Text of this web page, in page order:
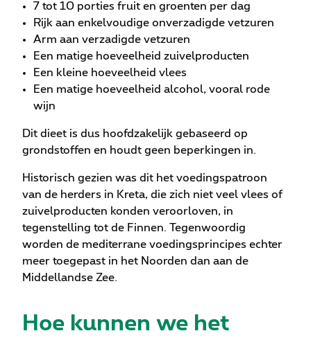
7 tot 10 porties fruit en groenten per dag
Rijk aan enkelvoudige onverzadigde vetzuren
Arm aan verzadigde vetzuren
Een matige hoeveelheid zuivelproducten
Een kleine hoeveelheid vlees
Een matige hoeveelheid alcohol, vooral rode
wijn
Dit dieet is dus hoofdzakelijk gebaseerd op
grondstoffen en houdt geen beperkingen in.
Historisch gezien was dit het voedingspatroon
van de herders in Kreta, die zich niet veel vlees of
zuivelproducten konden veroorloven, in
tegenstelling tot de Finnen. Tegenwoordig
worden de mediterrane voedingsprincipes echter
meer toegepast in het Noorden dan aan de
Middellandse Zee.
Hoe kunnen we het